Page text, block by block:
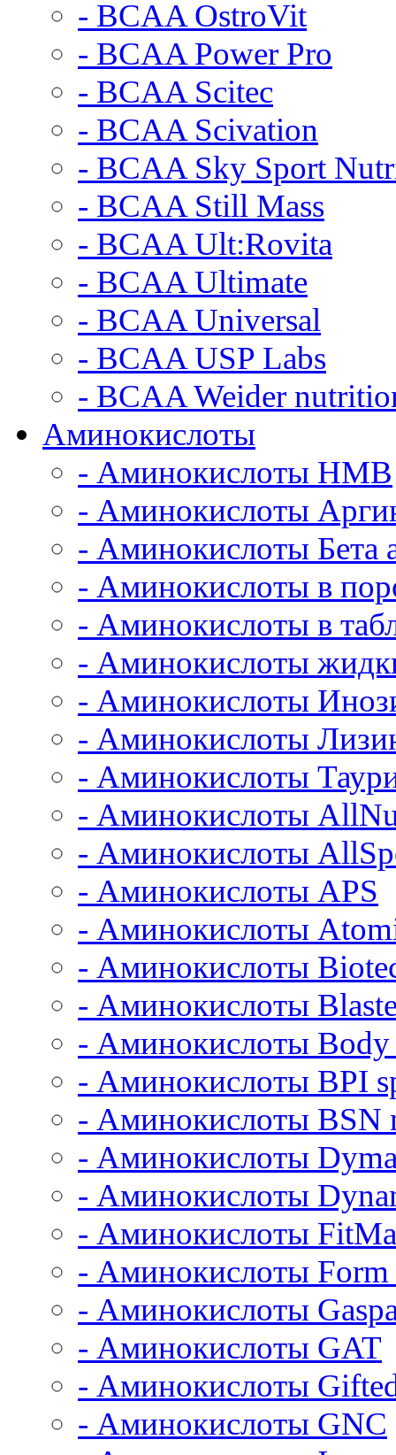
- BCAA OstroVit
- BCAA Power Pro
- BCAA Scitec
- BCAA Scivation
- BCAA Sky Sport
- BCAA Still Mass
- BCAA Ult:Rovita
- BCAA Ultimate
- BCAA Universal
- BCAA USP Labs
- BCAA Weider
Аминокислоты
- Аминокислоты HMB
- Аминокислоты
- Аминокислоты Бета
- Аминокислоты в
- Аминокислоты в
- Аминокислоты
- Аминокислоты
- Аминокислоты
- Аминокислоты
- Аминокислоты
- Аминокислоты
- Аминокислоты APS
- Аминокислоты
- Аминокислоты
- Аминокислоты
- Аминокислоты
- Аминокислоты BPI
- Аминокислоты BSN
- Аминокислоты
- Аминокислоты
- Аминокислоты
- Аминокислоты Form
- Аминокислоты
- Аминокислоты GAT
- Аминокислоты
- Аминокислоты GNC